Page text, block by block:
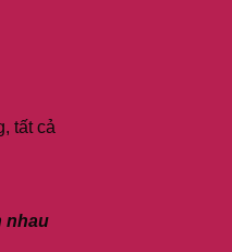
tất cả
nhau